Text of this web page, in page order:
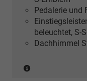
Köper
Struktur)
Pedalerie und
beleuchtet, S-
Dachhimmel